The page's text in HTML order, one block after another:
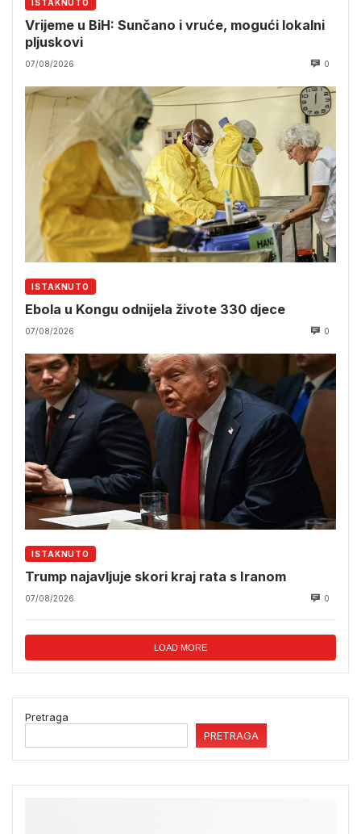
ISTAKNUTO
Vrijeme u BiH: Sunčano i vruće, mogući lokalni
pljuskovi
07/08/2026 0
ISTAKNUTO
Ebola u Kongu odnijela živote 330 djece
07/08/2026 0
ISTAKNUTO
Trump najavljuje skori kraj rata s Iranom
07/08/2026 0
LOAD MORE
Pretraga
PRETRAGA